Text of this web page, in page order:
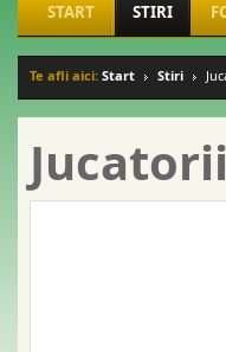
START STIRI
Te afli aici: Start Stiri